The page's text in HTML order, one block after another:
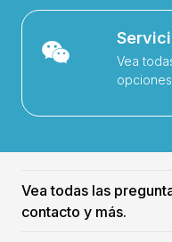
Vea
Vea todas las
contacto y más.